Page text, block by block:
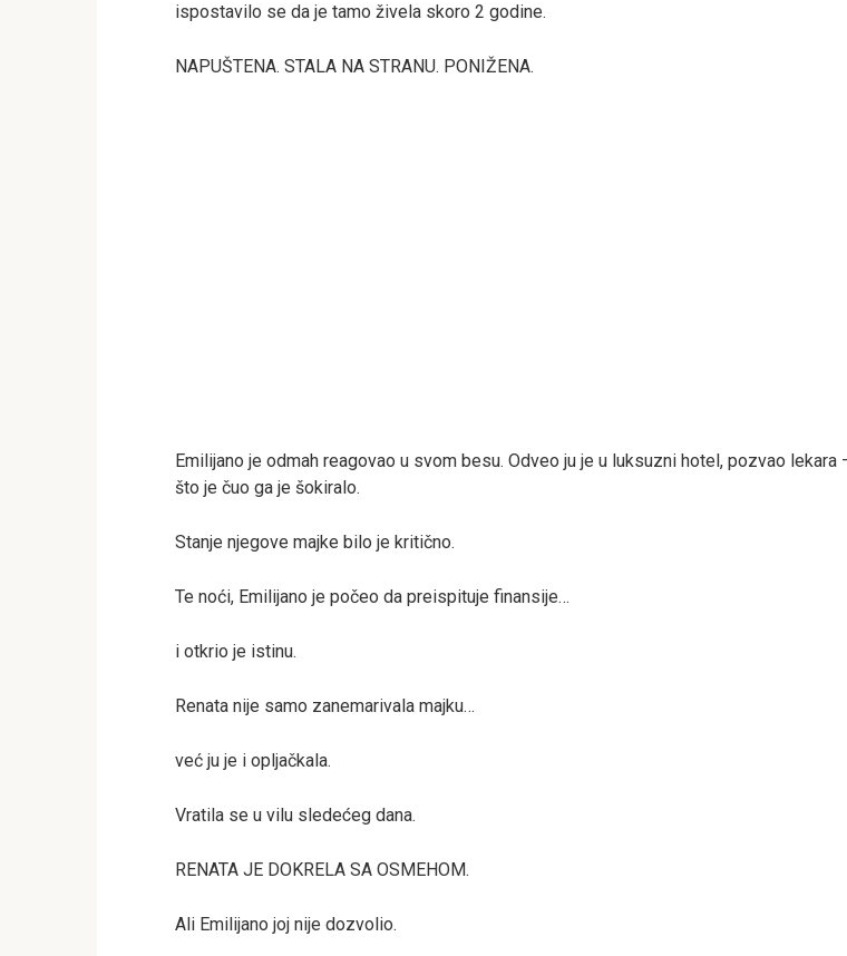
ispostavilo se da je tamo živela skoro 2 godine.
NAPUŠTENA. STALA NA STRANU. PONIŽENA.
Emilijano je odmah reagovao u svom besu. Odveo ju je u luksuzni hotel, pozvao lekara
što je čuo ga je šokiralo.
Stanje njegove majke bilo je kritično.
Te noći, Emilijano je počeo da preispituje finansije…
i otkrio je istinu.
Renata nije samo zanemarivala majku…
već ju je i opljačkala.
Vratila se u vilu sledećeg dana.
RENATA JE DOKRELA SA OSMEHOM.
Ali Emilijano joj nije dozvolio.